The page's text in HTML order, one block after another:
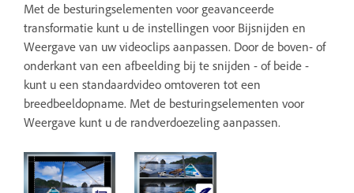
Met de besturingselementen voor geavanceerde
transformatie kunt u de instellingen voor Bijsnijden en
Weergave van uw videoclips aanpassen. Door de boven- of
onderkant van een afbeelding bij te snijden - of beide -
kunt u een standaardvideo omtoveren tot een
breedbeeldopname. Met de besturingselementen voor
Weergave kunt u de randverdoezeling aanpassen.